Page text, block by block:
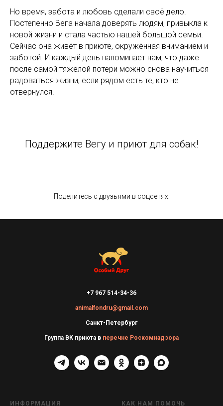
Но время, забота и любовь сделали своё дело.
Постепенно Вега начала доверять людям, привыкла к
новой жизни и стала частью нашей большой семьи.
Сейчас она живёт в приюте, окружённая вниманием и
заботой. И каждый день напоминает нам, что даже
после самой тяжёлой потери можно снова научиться
радоваться жизни, если рядом есть те, кто не
отвернулся.
Поддержите Вегу и приют для собак!
Поделитесь с друзьями в соцсетях:
+7 967 514-34-36
animalfondru@gmail.com
Санкт-Петербург
Группа ВК приюта в перечне Роскомнадзора
ИНФОРМАЦИЯ КАК НАМ ПОМОЧЬ